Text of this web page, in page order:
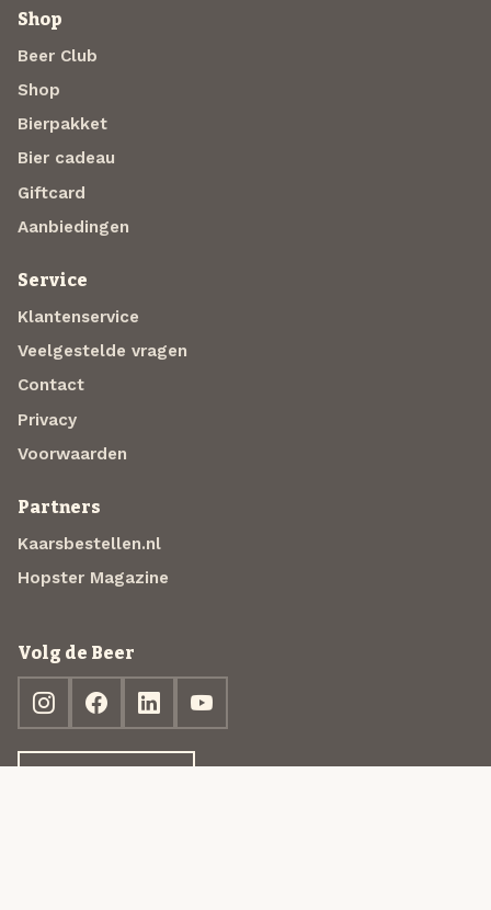
Shop
Beer Club
Shop
Bierpakket
Bier cadeau
Giftcard
Aanbiedingen
Service
Klantenservice
Veelgestelde vragen
Contact
Privacy
Voorwaarden
Partners
Kaarsbestellen.nl
Hopster Magazine
Volg de Beer